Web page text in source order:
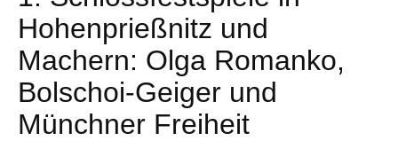
Hohenprießnitz und
Machern: Olga Romanko,
Bolschoi-Geiger und
Münchner Freiheit